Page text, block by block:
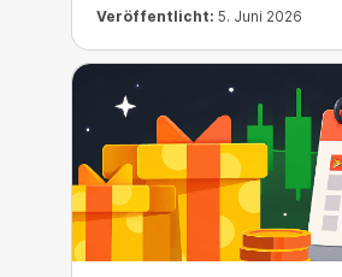
Veröffentlicht: 5. Juni 2026